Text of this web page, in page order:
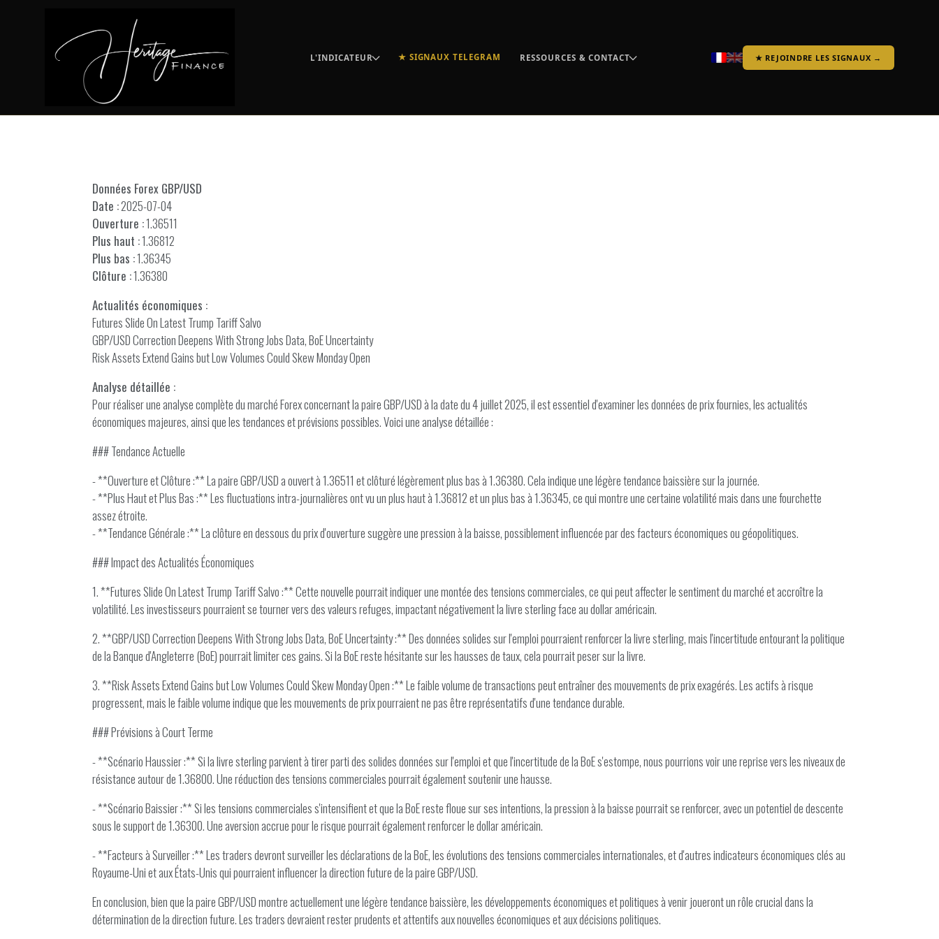
L'INDICATEUR ★ SIGNAUX TELEGRAM RESSOURCES & CONTACT ★ REJOINDRE LES SIGNAUX →
Données Forex GBP/USD
Date :2025-07-04
Ouverture :1.36511
Plus haut :1.36812
Plus bas :1.36345
Clôture :1.36380
Actualités économiques :
Futures Slide On Latest Trump Tariff Salvo
GBP/USD Correction Deepens With Strong Jobs Data, BoE Uncertainty
Risk Assets Extend Gains but Low Volumes Could Skew Monday Open
Analyse détaillée :
Pour réaliser une analyse complète du marché Forex concernant la paire GBP/USD à la date du 4 juillet 2025, il est essentiel d'examiner les données de prix fournies, les actualités
économiques majeures, ainsi que les tendances et prévisions possibles. Voici une analyse détaillée :
### Tendance Actuelle
- **Ouverture et Clôture :** La paire GBP/USD a ouvert à 1.36511 et clôturé légèrement plus bas à 1.36380. Cela indique une légère tendance baissière sur la journée.
- **Plus Haut et Plus Bas :** Les fluctuations intra-journalières ont vu un plus haut à 1.36812 et un plus bas à 1.36345, ce qui montre une certaine volatilité mais dans une fourchette
assez étroite.
- **Tendance Générale :** La clôture en dessous du prix d'ouverture suggère une pression à la baisse, possiblement influencée par des facteurs économiques ou géopolitiques.
### Impact des Actualités Économiques
1. **Futures Slide On Latest Trump Tariff Salvo :** Cette nouvelle pourrait indiquer une montée des tensions commerciales, ce qui peut affecter le sentiment du marché et accroître la
volatilité. Les investisseurs pourraient se tourner vers des valeurs refuges, impactant négativement la livre sterling face au dollar américain.
2. **GBP/USD Correction Deepens With Strong Jobs Data, BoE Uncertainty :** Des données solides sur l'emploi pourraient renforcer la livre sterling, mais l'incertitude entourant la politique
de la Banque d'Angleterre (BoE) pourrait limiter ces gains. Si la BoE reste hésitante sur les hausses de taux, cela pourrait peser sur la livre.
3. **Risk Assets Extend Gains but Low Volumes Could Skew Monday Open :** Le faible volume de transactions peut entraîner des mouvements de prix exagérés. Les actifs à risque
progressent, mais le faible volume indique que les mouvements de prix pourraient ne pas être représentatifs d'une tendance durable.
### Prévisions à Court Terme
- **Scénario Haussier :** Si la livre sterling parvient à tirer parti des solides données sur l'emploi et que l'incertitude de la BoE s'estompe, nous pourrions voir une reprise vers les niveaux de
résistance autour de 1.36800. Une réduction des tensions commerciales pourrait également soutenir une hausse.
- **Scénario Baissier :** Si les tensions commerciales s'intensifient et que la BoE reste floue sur ses intentions, la pression à la baisse pourrait se renforcer, avec un potentiel de descente
sous le support de 1.36300. Une aversion accrue pour le risque pourrait également renforcer le dollar américain.
- **Facteurs à Surveiller :** Les traders devront surveiller les déclarations de la BoE, les évolutions des tensions commerciales internationales, et d'autres indicateurs économiques clés au
Royaume-Uni et aux États-Unis qui pourraient influencer la direction future de la paire GBP/USD.
En conclusion, bien que la paire GBP/USD montre actuellement une légère tendance baissière, les développements économiques et politiques à venir joueront un rôle crucial dans la
détermination de la direction future. Les traders devraient rester prudents et attentifs aux nouvelles économiques et aux décisions politiques.